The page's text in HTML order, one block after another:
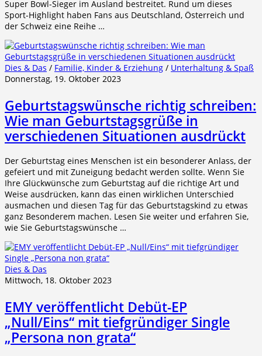
Super Bowl-Sieger im Ausland bestreitet. Rund um dieses
Sport-Highlight haben Fans aus Deutschland, Österreich und
der Schweiz eine Reihe …
Dies & Das / Familie, Kinder & Erziehung / Unterhaltung & Spaß
Donnerstag, 19. Oktober 2023
Geburtstagswünsche richtig schreiben:
Wie man Geburtstagsgrüße in
verschiedenen Situationen ausdrückt
Der Geburtstag eines Menschen ist ein besonderer Anlass, der
gefeiert und mit Zuneigung bedacht werden sollte. Wenn Sie
Ihre Glückwünsche zum Geburtstag auf die richtige Art und
Weise ausdrücken, kann das einen wirklichen Unterschied
ausmachen und diesen Tag für das Geburtstagskind zu etwas
ganz Besonderem machen. Lesen Sie weiter und erfahren Sie,
wie Sie Geburtstagswünsche …
Dies & Das
Mittwoch, 18. Oktober 2023
EMY veröffentlicht Debüt-EP
„Null/Eins“ mit tiefgründiger Single
„Persona non grata“